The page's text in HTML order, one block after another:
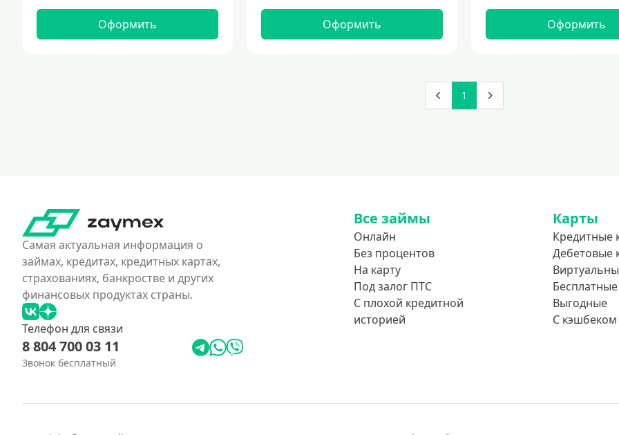
Оформить Оформить Оформить
1
Самая актуальная информация о
займах, кредитах, кредитных картах,
страхованиях, банкростве и других
финансовых продуктах страны.
Телефон для связи
8 804 700 03 11
Звонок бесплатный
Все займы
Онлайн
Без процентов
На карту
Под залог ПТС
С плохой кредитной
историей
Карты
Кредитные
Дебетовые
Бесплатные
Выгодные
С кэшбеком